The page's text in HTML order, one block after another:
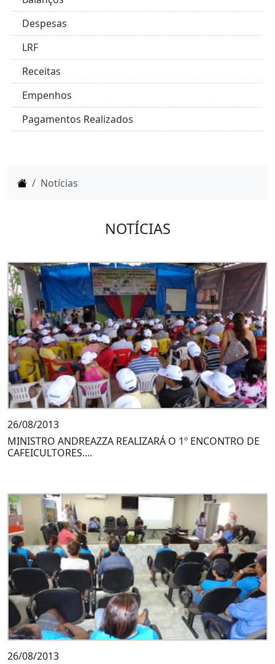
Despesas
LRF
Receitas
Empenhos
Pagamentos Realizados
HomeNotícias
NOTÍCIAS
26/08/2013
MINISTRO ANDREAZZA REALIZARÁ O 1º ENCONTRO DE
CAFEICULTORES....
26/08/2013